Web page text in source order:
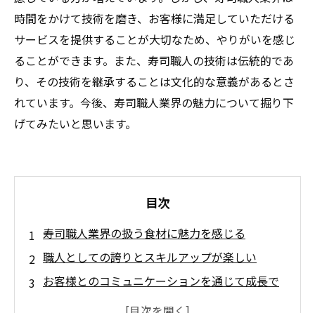
時間をかけて技術を磨き、お客様に満足していただける
サービスを提供することが大切なため、やりがいを感じ
ることができます。また、寿司職人の技術は伝統的であ
り、その技術を継承することは文化的な意義があるとさ
れています。今後、寿司職人業界の魅力について掘り下
げてみたいと思います。
目次
寿司職人業界の扱う食材に魅力を感じる
職人としての誇りとスキルアップが楽しい
お客様とのコミュニケーションを通じて成長で